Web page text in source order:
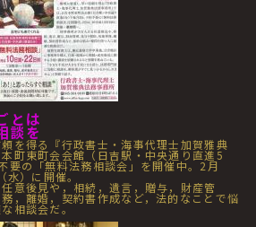
とは
談を
を得る『行政書士・海事代理士加賀雅典
町東町会会館（日吉駅・中央通り直進5
要の「無料法務相談会」を開催中。2月
水）に開催。
意後見や，相続，遺言，贈与，財産管
，離婚，契約書作成など，法的なことで悩
相談会だ。